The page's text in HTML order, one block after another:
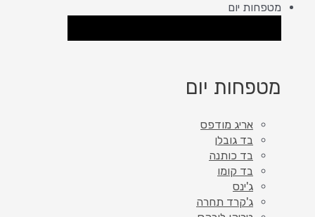
מטפחות יום
מטפחות יום
אריג מודפס
בד גובלן
בד כותנה
בד קומו
ג'ינס
ג'קרד תחרה